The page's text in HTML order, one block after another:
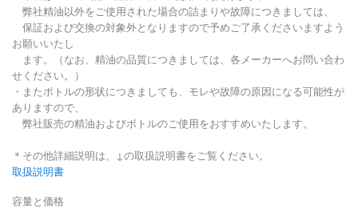
弊社精油以外をご使用された場合の詰まりや故障につきましては、
保証および交換の対象外となりますので予めご了承くださいますよう
お願いいたし
ます。（なお、精油の品質につきましては、各メーカーへお問い合わ
せください。）
・またボトルの形状につきましても、モレや故障の原因になる可能性が
ありますので、
弊社販売の精油およびボトルのご使用をおすすめいたします。
＊その他詳細説明は、↓の取扱説明書をご覧ください。
取扱説明書
容量と価格